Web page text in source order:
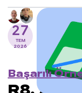
kutlamak istiyoruz.
27
TEM
2026
Başarılı